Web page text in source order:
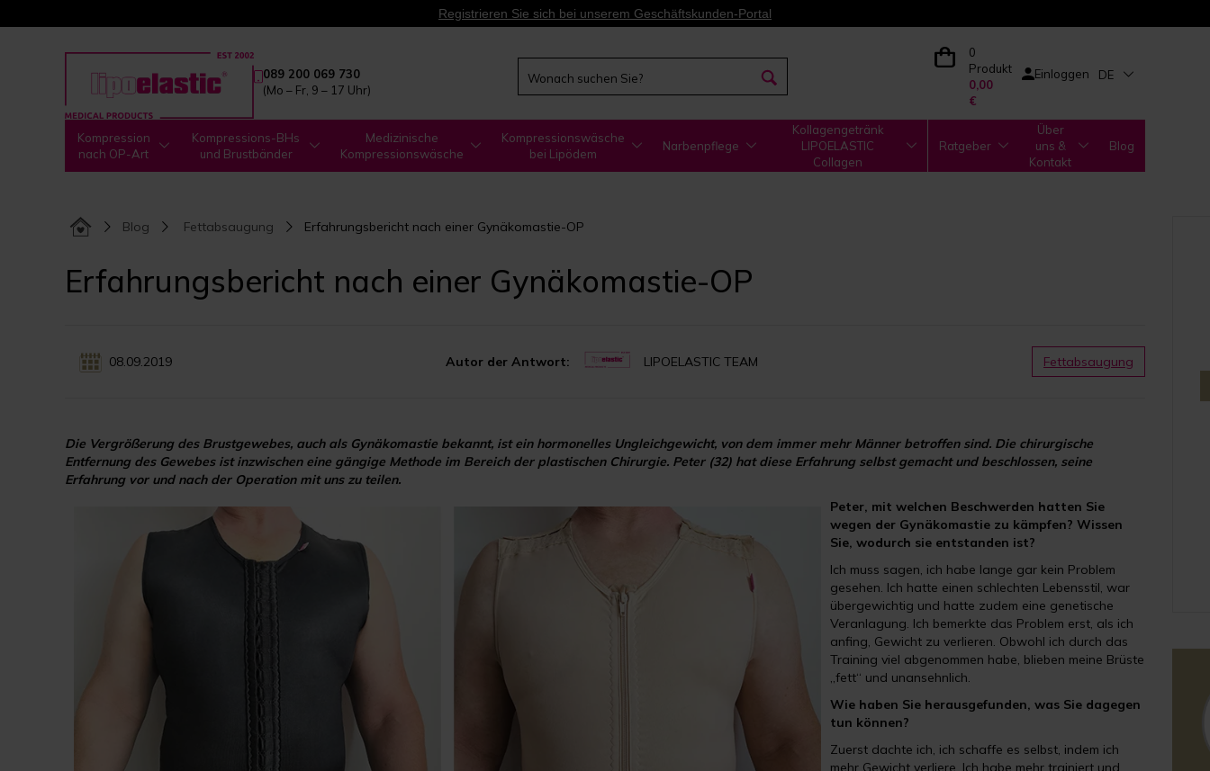
Registrieren Sie sich bei unserem Geschäftskunden-Portal
089 200 069 730
(Mo – Fr, 9 – 17 Uhr)
0
Produkt
0,00
€
Einloggen DE
Kompression
nach OP-Art
Kompressions-BHs
und Brustbänder
Medizinische
Kompressionswäsche
Kompressionswäsche
bei Lipödem
Narbenpflege
Kollagengetränk
LIPOELASTIC
Collagen
Ratgeber
Über
uns &
Kontakt
Blog
Blog Fettabsaugung Erfahrungsbericht nach einer Gynäkomastie-OP
Erfahrungsbericht nach einer Gynäkomastie-OP
08.09.2019 Autor der Antwort: LIPOELASTIC TEAM Fettabsaugung
Die Vergrößerung des Brustgewebes, auch als Gynäkomastie bekannt, ist ein hormonelles Ungleichgewicht, von dem immer mehr Männer betroffen sind. Die chirurgische
Entfernung des Gewebes ist inzwischen eine gängige Methode im Bereich der plastischen Chirurgie. Peter (32) hat diese Erfahrung selbst gemacht und beschlossen, seine
Erfahrung vor und nach der Operation mit uns zu teilen.
Peter, mit welchen Beschwerden hatten Sie
wegen der Gynäkomastie zu kämpfen? Wissen
Sie, wodurch sie entstanden ist?
Ich muss sagen, ich habe lange gar kein Problem
gesehen. Ich hatte einen schlechten Lebensstil, war
übergewichtig und hatte zudem eine genetische
Veranlagung. Ich bemerkte das Problem erst, als ich
anfing, Gewicht zu verlieren. Obwohl ich durch das
Training viel abgenommen habe, blieben meine Brüste
„fett“ und unansehnlich.
Wie haben Sie herausgefunden, was Sie dagegen
tun können?
Zuerst dachte ich, ich schaffe es selbst, indem ich
mehr Gewicht verliere. Ich habe mehr trainiert und